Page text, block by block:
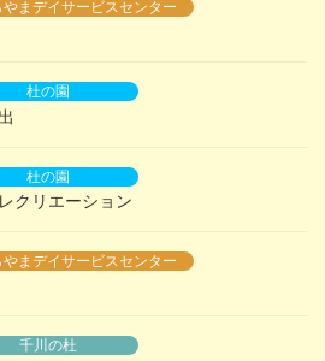
やまデイサービスセンター
杜の園
杜の園
クリエーション
やまデイサービスセンター
千川の杜